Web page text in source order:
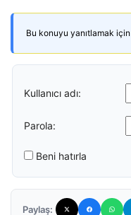
Bu konuyu yanıtlamak için
Kullanıcı adı:
Parola:
Beni hatırla
Paylaş: